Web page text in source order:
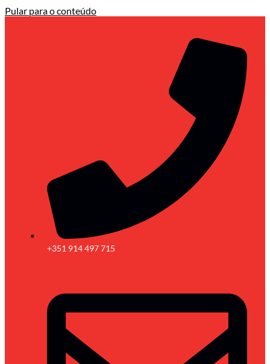
Pular para o conteúdo
+351 914 497 715